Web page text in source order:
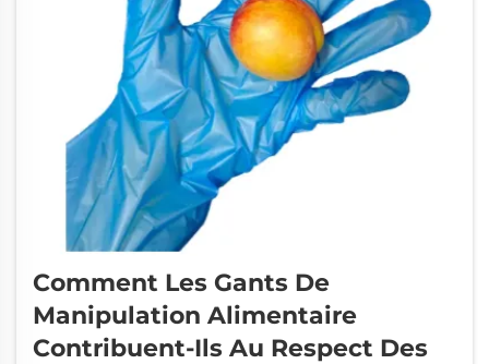
Comment Les Gants De
Manipulation Alimentaire
Contribuent-Ils Au Respect Des